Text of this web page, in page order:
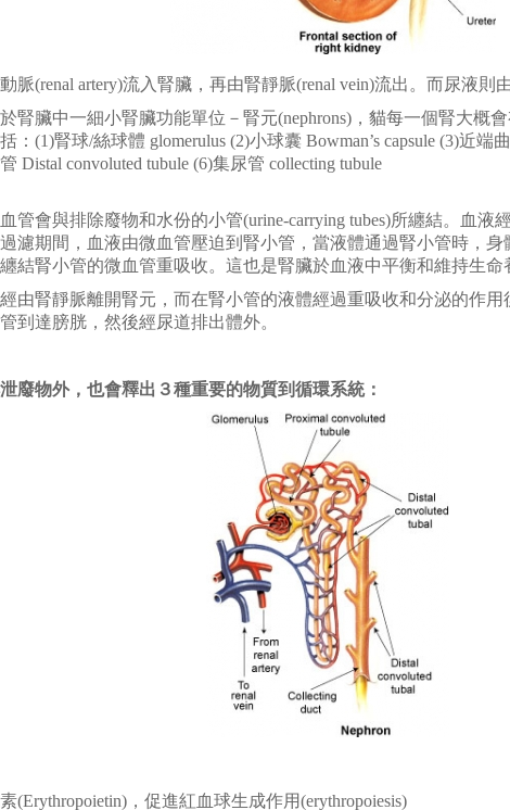
脈(renal artery)流入腎臟，再由腎靜脈(renal vein)流出。而尿液則
腎臟中一細小腎臟功能單位－腎元(nephrons)，貓每一個腎大概
：(1)腎球/絲球體 glomerulus (2)小球囊 Bowman’s capsule (3)近端
Distal convoluted tubule (6)集尿管 collecting tubule
管會與排除廢物和水份的小管(urine-carrying tubes)所纏結。血
濾期間，血液由微血管壓迫到腎小管，當液體通過腎小管時，
結腎小管的微血管重吸收。這也是腎臟於血液中平衡和維持生命
由腎靜脈離開腎元，而在腎小管的液體經過重吸收和分泌的作
到達膀胱，然後經尿道排出體外。
廢物外，也會釋出３種重要的物質到循環系統：
(Erythropoietin)，促進紅血球生成作用(erythropoiesis)